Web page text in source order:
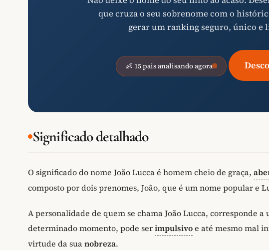
que cruza o seu sobrenome com o
gerar um ranking seguro, único e
👶 15 pais analisando agora
Significado detalhado
O significado do nome João Lucca é homem cheio de graça,
composto por dois prenomes, João, que é um nome popular e
A personalidade de quem se chama João Lucca, corresponde
determinado momento, pode serimpulsivoe até mesmo mal
virtude da suanobreza.